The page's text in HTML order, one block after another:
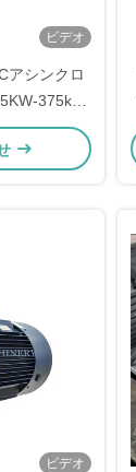
ビデオ
アシンクロ
375kW
ター
ビデオ